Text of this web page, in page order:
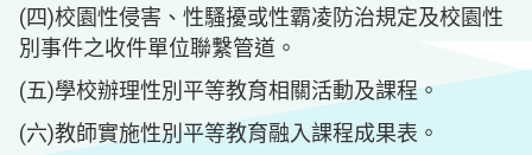
(四)校園性侵害、性騷擾或性霸凌防治規定及校園性
別事件之收件單位聯繫管道。
(五)學校辦理性別平等教育相關活動及課程。
(六)教師實施性別平等教育融入課程成果表。